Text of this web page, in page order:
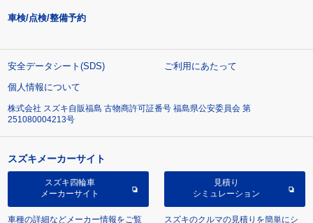
車検/点検/整備予約
安全データシート(SDS)
ご利用にあたって
個人情報について
株式会社 スズキ自販福島 古物商許可証番号 福島県公安委員会 第
251080004213号
スズキメーカーサイト
スズキ四輪車
メーカーサイト
車種の詳細などメーカー情報をご覧
見積り
シミュレーション
スズキのクルマの見積りを簡単にシ